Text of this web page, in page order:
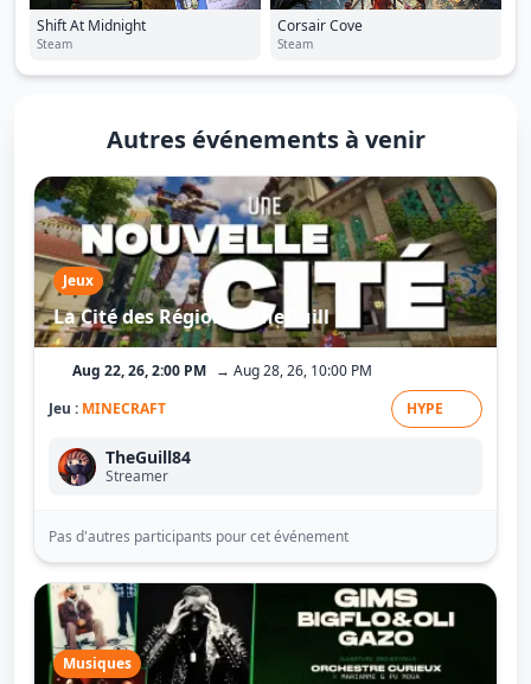
Shift At Midnight
Steam
Corsair Cove
Steam
Autres événements à venir
Jeux
La Cité des Régions - TheGuill
Aug 22, 26, 2:00 PM → Aug 28, 26, 10:00 PM
Jeu : MINECRAFT HYPE
TheGuill84
Streamer
Pas d'autres participants pour cet événement
Musiques